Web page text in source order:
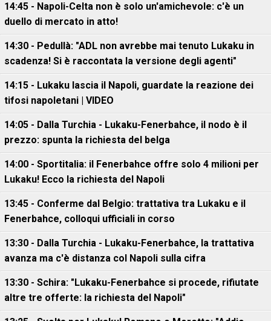
14:45 - Napoli-Celta non è solo un'amichevole: c'è un
duello di mercato in atto!
14:30 - Pedullà: "ADL non avrebbe mai tenuto Lukaku in
scadenza! Si è raccontata la versione degli agenti"
14:15 - Lukaku lascia il Napoli, guardate la reazione dei
tifosi napoletani | VIDEO
14:05 - Dalla Turchia - Lukaku-Fenerbahce, il nodo è il
prezzo: spunta la richiesta del belga
14:00 - Sportitalia: il Fenerbahce offre solo 4 milioni per
Lukaku! Ecco la richiesta del Napoli
13:45 - Conferme dal Belgio: trattativa tra Lukaku e il
Fenerbahce, colloqui ufficiali in corso
13:30 - Dalla Turchia - Lukaku-Fenerbahce, la trattativa
avanza ma c'è distanza col Napoli sulla cifra
13:30 - Schira: "Lukaku-Fenerbahce si procede, rifiutate
altre tre offerte: la richiesta del Napoli"